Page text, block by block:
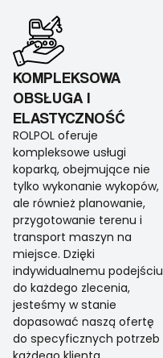
KOMPLEKSOWA
OBSŁUGA I
ELASTYCZNOŚĆ
ROLPOL oferuje
kompleksowe usługi
koparką, obejmujące nie
tylko wykonanie wykopów,
ale również planowanie,
przygotowanie terenu i
transport maszyn na
miejsce. Dzięki
indywidualnemu podejściu
do każdego zlecenia,
jesteśmy w stanie
dopasować naszą ofertę
do specyficznych potrzeb